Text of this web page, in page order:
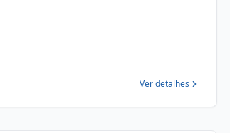
Ver detalhes